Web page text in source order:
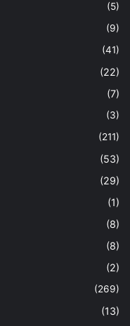
(5)
(9)
(41)
(22)
(7)
(3)
(211)
(53)
(29)
(1)
(8)
(8)
(2)
(269)
(13)